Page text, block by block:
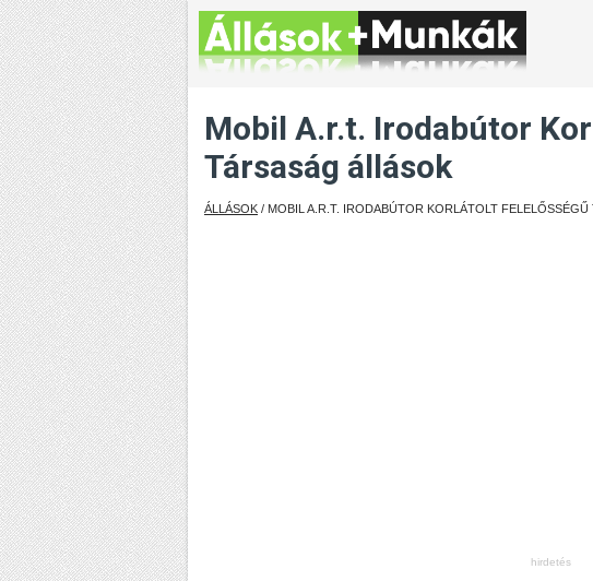
Mobil A.r.t. Irodabútor
Társaság állások
ÁLLÁSOK / MOBIL A.R.T. IRODABÚTOR KORLÁTOLT FELELŐSSÉGŰ